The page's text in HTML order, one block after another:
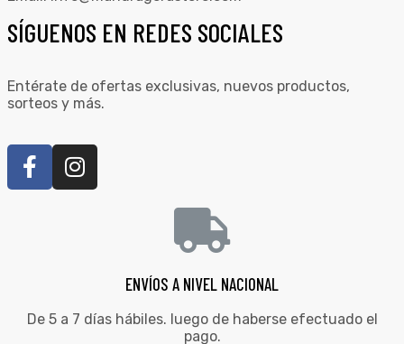
SÍGUENOS EN REDES SOCIALES
Entérate de ofertas exclusivas, nuevos productos,
sorteos y más.
ENVÍOS A NIVEL NACIONAL
De 5 a 7 días hábiles. luego de haberse efectuado el
pago.